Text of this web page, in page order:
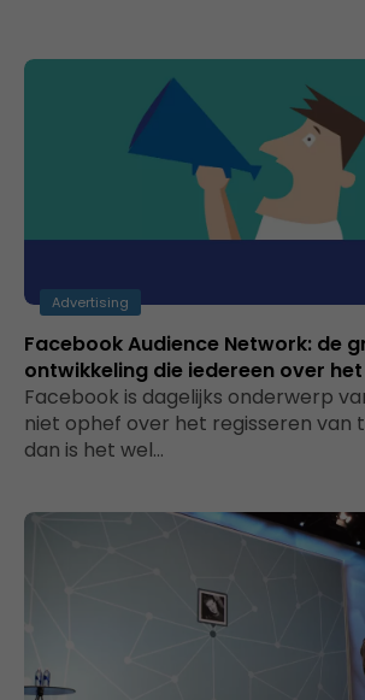
Advertising
Facebook Audience Network: de
ontwikkeling die iedereen over
Facebook is dagelijks onderwerp
niet ophef over het regisseren van
dan is het wel…